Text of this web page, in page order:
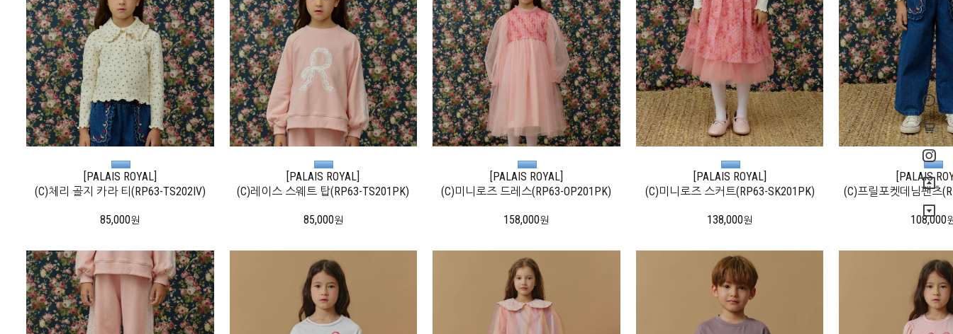
[PALAIS ROYAL]
(C)체리 골지 카라 티(RP63-TS202IV)
85,000원
[PALAIS ROYAL]
(C)레이스 스웨트 탑(RP63-TS201PK)
85,000원
[PALAIS ROYAL]
(C)미니로즈 드레스(RP63-OP201PK)
158,000원
[PALAIS ROYAL]
(C)미니로즈 스커트(RP63-SK201PK)
138,000원
[PALAIS
(C)프릴포켓데님팬츠
108,000